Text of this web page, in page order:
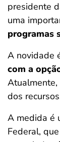
presidente
uma
programas
A novidade
com a
Atualmente,
dos
A medida é
Federal,